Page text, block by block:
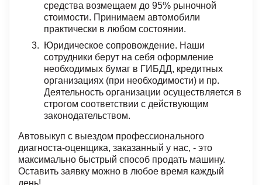
средства возмещаем до 95% рыночной
стоимости. Принимаем автомобили
практически в любом состоянии.
Юридическое сопровождение. Наши
сотрудники берут на себя оформление
необходимых бумаг в ГИБДД, кредитных
организациях (при необходимости) и пр.
Деятельность организации осуществляется в
строгом соответствии с действующим
законодательством.
Автовыкуп с выездом профессионального
диагноста-оценщика, заказанный у нас, - это
максимально быстрый способ продать машину.
Оставить заявку можно в любое время каждый
день!